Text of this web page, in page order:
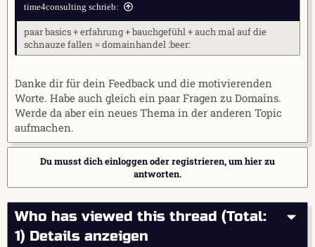
time4consulting schrieb:
paar basics + erfahrung + bauchgefühl + auch mal auf die
schnauze fallen = domainhandel :beer:
Danke dir für dein Feedback und die motivierenden
Worte. Habe auch gleich ein paar Fragen zu Domains.
Werde da aber ein neues Thema in der anderen Topic
aufmachen.
Du musst dich einloggen oder registrieren, um hier zu
antworten.
Who has viewed this thread (Total:
1) Details anzeigen